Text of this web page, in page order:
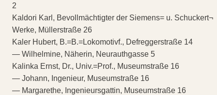
2
Kaldori Karl, Bevollmächtigter der Siemens= u. Schuckert¬
Werke, Müllerstraße 26
Kaler Hubert, B.=B.=Lokomotivf., Defreggerstraße 14
— Wilhelmine, Näherin, Neurauthgasse 5
Kalinka Ernst, Dr., Univ.=Prof., Museumstraße 16
— Johann, Ingenieur, Museumstraße 16
— Margarethe, Ingenieursgattin, Museumstraße 16